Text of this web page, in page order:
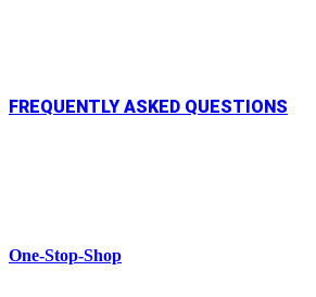
FREQUENTLY ASKED QUESTIONS
One-Stop-Shop